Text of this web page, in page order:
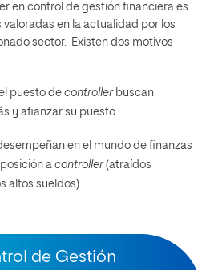
en control de gestión financiera es
valoradas en la actualidad por los
sector. Existen dos motivos
puesto de controllerbuscan
y afianzar su puesto.
en el mundo de finanzas
a controller(atraídos
altos sueldos).
de Gestión